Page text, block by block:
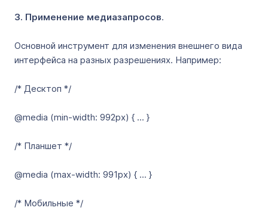
3. Применение медиазапросов.
Основной инструмент для изменения внешнего вида
интерфейса на разных разрешениях. Например:
/* Десктоп */
@media (min-width: 992px) { ... }
/* Планшет */
@media (max-width: 991px) { ... }
/* Мобильные */